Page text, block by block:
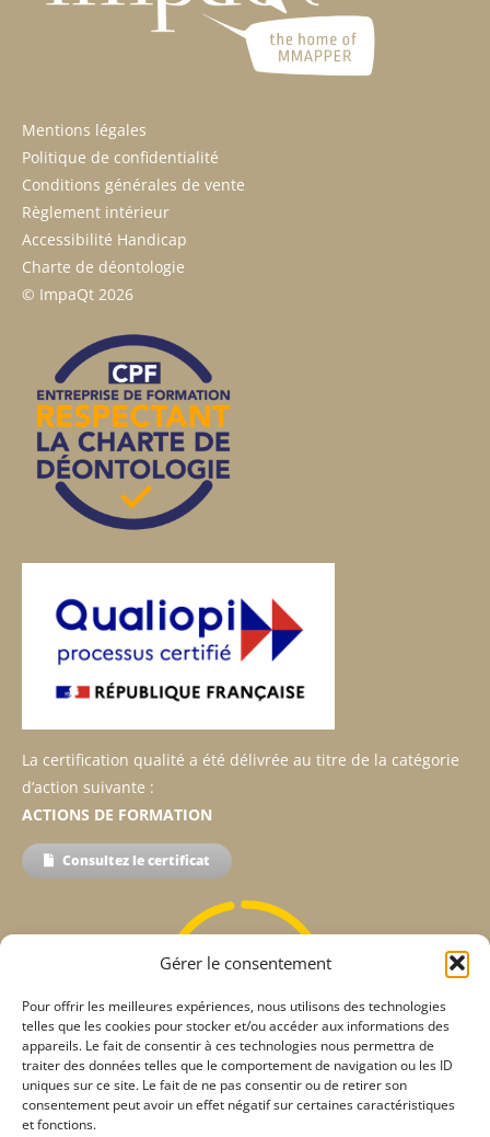
Gérer le consentement
Pour offrir les meilleures expériences, nous utilisons des technologies
telles que les cookies pour stocker et/ou accéder aux informations des
appareils. Le fait de consentir à ces technologies nous permettra de
traiter des données telles que le comportement de navigation ou les ID
uniques sur ce site. Le fait de ne pas consentir ou de retirer son
consentement peut avoir un effet négatif sur certaines caractéristiques
et fonctions.
Mentions légales
Politique de confidentialité
Conditions générales de vente
Règlement intérieur
Accessibilité Handicap
Charte de déontologie
© ImpaQt 2026
La certification qualité a été délivrée au titre de la catégorie
d’action suivante :
ACTIONS DE FORMATION
Consultez le certificat
98%
Taux de satisfaction